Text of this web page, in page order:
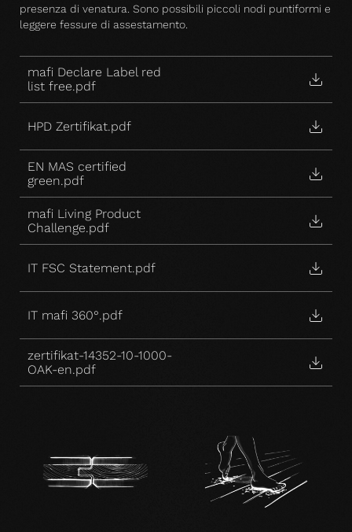
presenza di venatura. Sono possibili piccoli nodi puntiformi e
leggere fessure di assestamento.
mafi Declare Label red
list free.pdf
HPD Zertifikat.pdf
EN MAS certified
green.pdf
mafi Living Product
Challenge.pdf
IT FSC Statement.pdf
IT mafi 360°.pdf
zertifikat-14352-10-1000-
OAK-en.pdf